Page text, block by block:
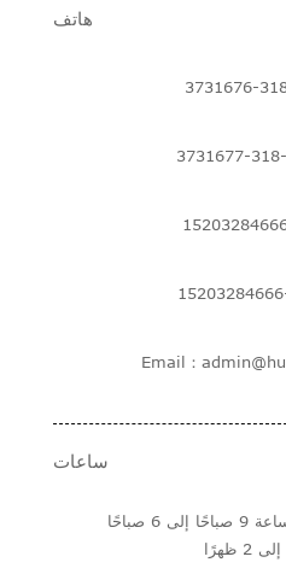
هاتف
Email：
ساعات
صباحًا